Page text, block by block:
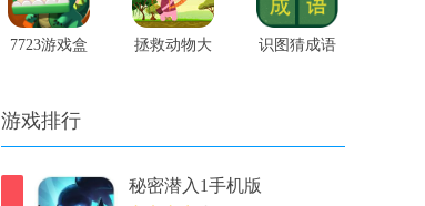
7723游戏盒 拯救动物大 识图猜成语
游戏排行
秘密潜入1手机版